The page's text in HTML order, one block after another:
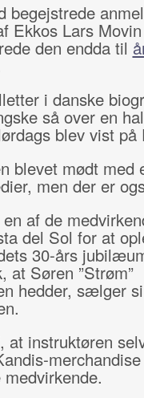
begejstrede
Ekkos Lars
den endda til
i danske
så over en
blev vist på
blevet mødt med
men der er
af de
del Sol for at
30-års
at Søren ”Strøm”
hedder, sælger
at instruktøren